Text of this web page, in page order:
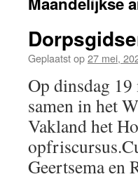
Geplaatst op27 mei,
Op dinsdag
samen in het
Vakland het
Geertsema